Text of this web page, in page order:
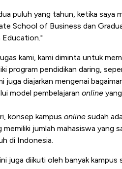
puluh yang tahun, ketika saya
School of Business dan
Education."
kami, kami diminta untuk
program pendidikan daring,
juga diajarkan mengenai
model pembelajaran online
konsep kampus online sudah
memiliki jumlah mahasiswa yang
di Indonesia.
juga diikuti oleh banyak